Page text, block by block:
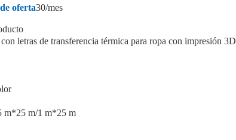
oferta30/mes
letras de transferencia térmica para ropa con impresión 3D
m*25 m/1 m*25 m